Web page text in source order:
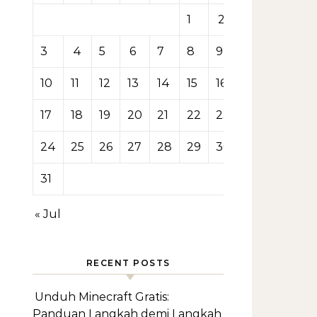
1 2
3 4 5 6 7 8 9
10 11 12 13 14 15 16
17 18 19 20 21 22 23
24 25 26 27 28 29 30
31
« Jul
RECENT POSTS
Unduh Minecraft Gratis:
Panduan Langkah demi Langkah